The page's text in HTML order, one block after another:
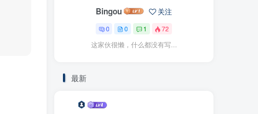
Bingou 关注
0 0 1 72
这家伙很懒，什么都没有写...
最新